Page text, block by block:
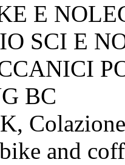
E
SCI E
BC
and